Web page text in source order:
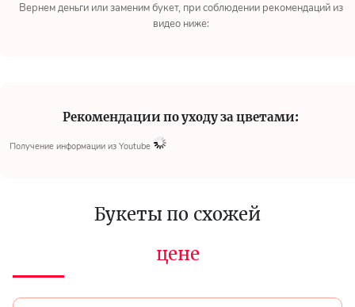
Вернем деньги или заменим букет, при соблюдении рекомендаций из
видео ниже:
Рекомендации по уходу за цветами:
Получение информации из Youtube
Букеты по схожей
цене